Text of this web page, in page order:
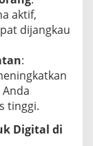
aktif,
dijangkau
:
tinggi.
Digital di